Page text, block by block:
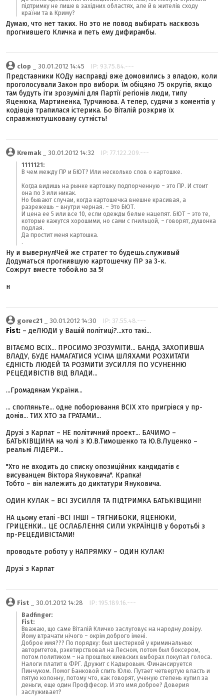
підтримку не лише в західних областях, але й в жителів сходу
країни та в Криму?
Думаю, что нет таких. Но это не повод выбирать насквозь
прогнившего Кличка и петь ему дифирамбы.
clop _ 30.01.2012 14:45 IP: 93.75.84.---
Представники КОДу насправді вже домовились з владою, коли
проголосували Закон про вибори. Їм обіцяно 75 округів, якщо
там будуть іти зрозумілі для Партії регіонів люди, типу
Яценюка, Мартиненка, Турчинова. А тепер, судячи з коментів у
кодівців трапилася істерика. Бо Віталій розкрив їх
справжнютушковану сутність!
Kremak_ 30.01.2012 14:32 IP: 77.122.209.---
1111121:
В чем между ПР и БЮТ? Или несколько слов о картошке.
Когда видишь на рынке картошку подпорченную – это ПР. И стоит
она по 3 или никак.
Но бывают случаи, когда картошечка внешне красивая, а
разрежешь – внутри черная. – Это БЮТ.
И цена ее 5 или все 10, если одежды белые нацепят. БЮТ – это те,
которые кажутся хорошими, но сами с гнильцой, – говорят, душонка
подлая.
Да простит меня картошка.
.
Ну и вывернул!Чей же стратег то будешь.служивый
Додуматься прогнившую картошечку ПР за 3-к.
Сожрут вместе тобой.но за 5!
н
gorec21 _ 30.01.2012 14:30 IP: 37.55.48.---
Fist: – деЛЮДИ у Вашій політиці?...хто такі...
ВІТАЄМО ВСІХ... ПРОСИМО ЗРОЗУМІТИ... БАНДА, ЗАХОПИВША
ВЛАДУ, БУДЕ НАМАГАТИСЯ УСІМА ШЛЯХАМИ РОЗХИТАТИ
ЄДНІСТЬ ЛЮДЕЙ ТА РОЗМИТИ ЗУСИЛЛЯ ПО УСУНЕННЮ
РЕЦЕДИВІСТІВ ВІД ВЛАДИ...
...Громадянам України...
... спогляньте... одне поборювання ВСІХ хто пригрівся у пр-
донів... ТИХ ХТО за ГРАТАМИ...
Друзі з Карпат – НЕ політичний проект... БАЧИМО –
БАТЬКІВЩИНА на чолі з Ю.В.Тимошенко та Ю.В.Луценко –
реальні ЛІДЕРИ...
"Хто не входить до списку опозиційних кандидатів є
висуванцем Віктора Януковича". Крапка!
Тобто – він належить до диктатури Януковича.
ОДИН КУЛАК – ВСІ ЗУСИЛЛЯ ТА ПІДТРИМКА БАТЬКІВЩИНІ!
НА цьому етапі -ВСІ ІНШІ – ТЯГНИБОКИ, ЯЦЕНЮКИ,
ГРИЦЕНКИ... ЦЕ ОСЛАБЛЕННЯ СИЛИ УКРАЇНЦІВ у боротьбі з
пр-РЕЦЕДИВІСТАМИ!
проводьте роботу у НАПРЯМКУ – ОДИН КУЛАК!
Друзі з Карпат
Fist _ 30.01.2012 14:28 IP: 195.189.16.---
Badfinger:
Fist:
Вважаю, що саме Віталій Кличко заслуговує на народну довіру.
Йому втрачати нічого – окрім доброго імені.
Доброе имя??? По порядку: был шестеркой у криминальных
авторитетов, рэкетирствовал на Лесном, потом был боксером,
потом политиком – на прошлых киевских выборах покупал голоса.
Налоги платит в ФРГ. Дружит с Кадыровым. Финансируется
Пинчуком. Помог Банковой слить Юлю. Путает четвертую власть и
пятую колонну, потому что, как говорят, ученую степень купил за
деньги, еще один Проффесор. И это имя доброе? Доверия
заслуживает?